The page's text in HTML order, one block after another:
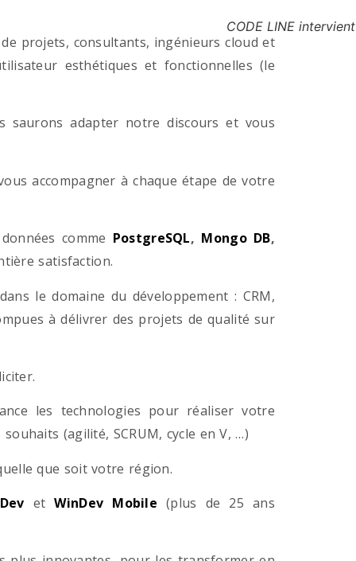
projets, consultants, ingénieurs cloud et
esthétiques et fonctionnelles (le
saurons adapter notre discours et vous
accompagner à chaque étape de votre
comme PostgreSQL, Mongo DB,
satisfaction.
le domaine du développement : CRM,
à délivrer des projets de qualité sur
les technologies pour réaliser votre
(agilité, SCRUM, cycle en V, …)
que soit votre région.
et WinDev Mobile (plus de 25 ans
CODE LINE